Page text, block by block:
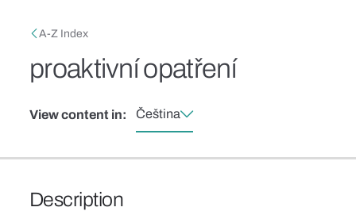
Breadcrumb
A-Z Index
proaktivní opatření
View content in: Čeština
Description